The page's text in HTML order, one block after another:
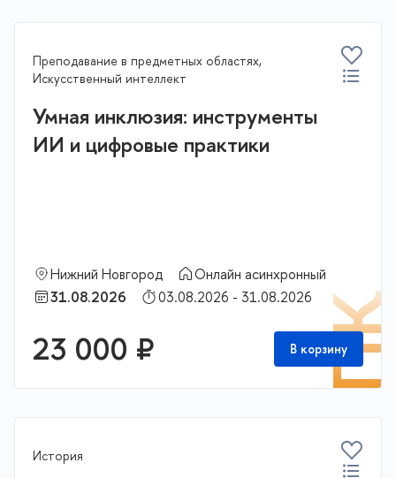
Преподавание в предметных областях,
Искусственный интеллект
Умная инклюзия: инструменты
ИИ и цифровые практики
Нижний Новгород
Онлайн асинхронный
31.08.2026
03.08.2026 - 31.08.2026
23 000 ₽ В корзину
История